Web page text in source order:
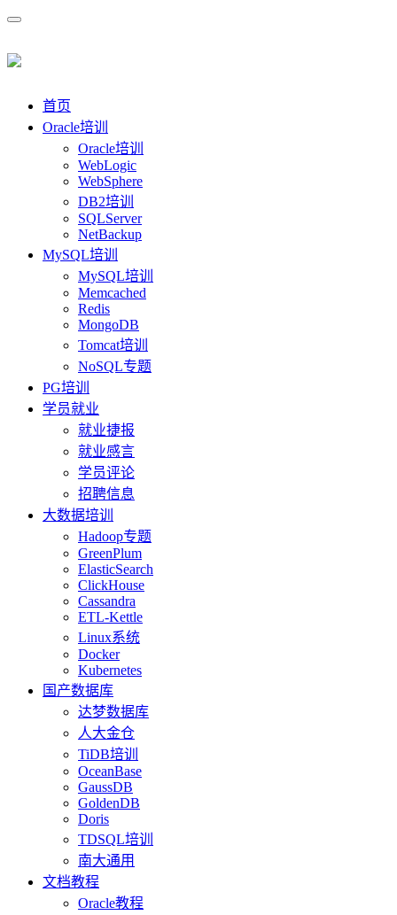
首页
Oracle培训
Oracle培训
WebLogic
WebSphere
DB2培训
SQLServer
NetBackup
MySQL培训
MySQL培训
Memcached
Redis
MongoDB
Tomcat培训
NoSQL专题
PG培训
学员就业
就业捷报
就业感言
学员评论
招聘信息
大数据培训
Hadoop专题
GreenPlum
ElasticSearch
ClickHouse
Cassandra
ETL-Kettle
Linux系统
Docker
Kubernetes
国产数据库
达梦数据库
人大金仓
TiDB培训
OceanBase
GaussDB
GoldenDB
Doris
TDSQL培训
南大通用
文档教程
Oracle教程